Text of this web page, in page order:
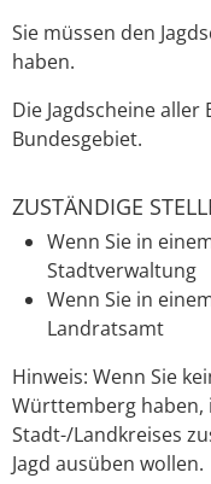
Sie müssen den
haben.
Die Jagdscheine
Bundesgebiet.
ZUSTÄNDIGE
Wenn Sie in
Stadtverwaltung
Wenn Sie in
Landratsamt
Hinweis: Wenn Sie
Württemberg haben,
Stadt-/Landkreises
Jagd ausüben wollen.